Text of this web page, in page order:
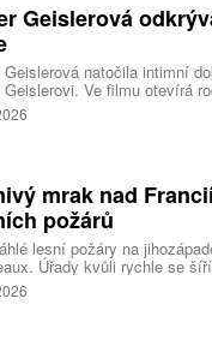
Geislerová
Geislerová natočila intimní
Geislerovi. Ve filmu otevírá
Aňou skládá portrét
i temnější stránku.
mrak nad
požárů
lesní požáry na
Úřady kvůli rychle se
lidí a nevylučují ani
Hasiči zároveň čelí